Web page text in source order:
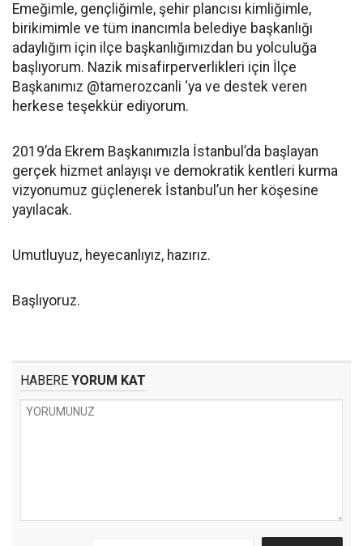
Emeğimle, gençliğimle, şehir plancısı kimliğimle,
birikimimle ve tüm inancımla belediye başkanlığı
adaylığım için ilçe başkanlığımızdan bu yolculuğa
başlıyorum. Nazik misafirperverlikleri için İlçe
Başkanımız @tamerozcanli ‘ya ve destek veren
herkese teşekkür ediyorum.
2019’da Ekrem Başkanımızla İstanbul’da başlayan
gerçek hizmet anlayışı ve demokratik kentleri kurma
vizyonumuz güçlenerek İstanbul’un her köşesine
yayılacak.
Umutluyuz, heyecanlıyız, hazırız.
Başlıyoruz.
HABERE YORUM KAT